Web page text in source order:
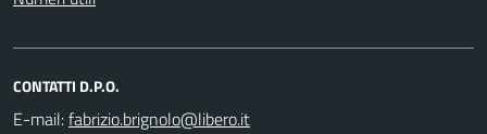
CONTATTI D.P.O.
E-mail: